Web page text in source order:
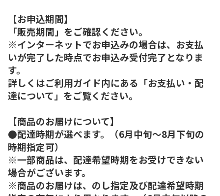
【お申込期間】
「販売期間」をご確認ください。
※インターネットでお申込みの場合は、お支払
いが完了した時点でお申込み受付完了となりま
す。
詳しくはご利用ガイド内にある「お支払い・配
達について」をご覧ください。
【商品のお届けについて】
●配達時期が選べます。（6月中旬～8月下旬の
時期指定可）
※一部商品は、配達希望時期をお受けできない
場合がございます。
※商品のお届けは、のし指定及び配達希望時期